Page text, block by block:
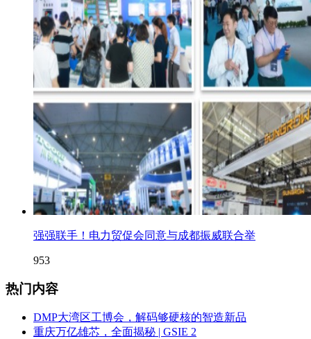
强强联手！电力贸促会同意与成都振威联合举
953
热门内容
DMP大湾区工博会，解码够硬核的智造新品
重庆万亿雄芯，全面揭秘 | GSIE 2